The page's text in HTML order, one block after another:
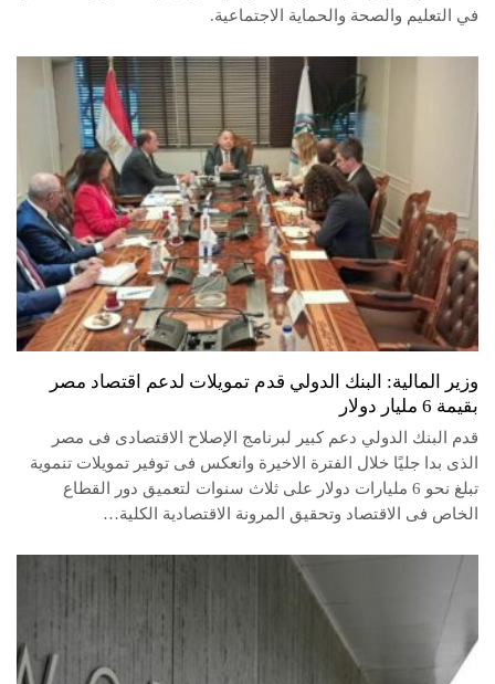
في التعليم والصحة والحماية الاجتماعية.
وزير المالية: البنك الدولي قدم تمويلات لدعم اقتصاد مصر
بقيمة 6 مليار دولار
قدم البنك الدولي دعم كبير لبرنامج الإصلاح الاقتصادى فى مصر
الذى بدا جليًا خلال الفترة الاخيرة وانعكس فى توفير تمويلات تنموية
تبلغ نحو 6 مليارات دولار على ثلاث سنوات لتعميق دور القطاع
الخاص فى الاقتصاد وتحقيق المرونة الاقتصادية الكلية…